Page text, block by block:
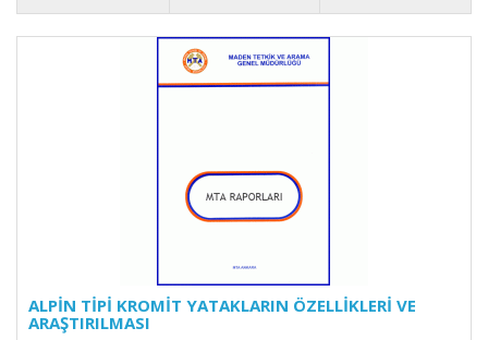
ALPİN TİPİ KROMİT YATAKLARIN ÖZELLİKLERİ VE
ARAŞTIRILMASI